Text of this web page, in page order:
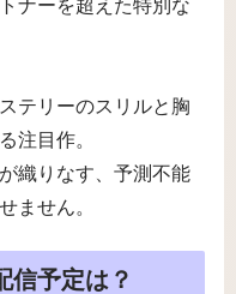
ナーを超えた特別な
テリーのスリルと胸
注目作。
織りなす、予測不能
ません。
信予定は？